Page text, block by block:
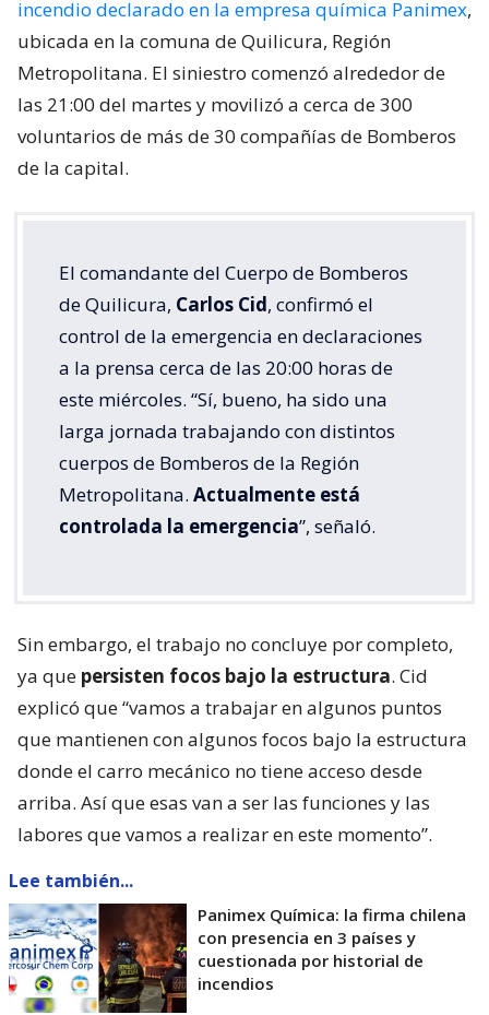
incendio declarado en la empresa química Panimex,
ubicada en la comuna de Quilicura, Región
Metropolitana. El siniestro comenzó alrededor de
las 21:00 del martes y movilizó a cerca de 300
voluntarios de más de 30 compañías de Bomberos
de la capital.
El comandante del Cuerpo de Bomberos
de Quilicura, Carlos Cid, confirmó el
control de la emergencia en declaraciones
a la prensa cerca de las 20:00 horas de
este miércoles. “Sí, bueno, ha sido una
larga jornada trabajando con distintos
cuerpos de Bomberos de la Región
Metropolitana. Actualmente está
controlada la emergencia”, señaló.
Sin embargo, el trabajo no concluye por completo,
ya que persisten focos bajo la estructura. Cid
explicó que “vamos a trabajar en algunos puntos
que mantienen con algunos focos bajo la estructura
donde el carro mecánico no tiene acceso desde
arriba. Así que esas van a ser las funciones y las
labores que vamos a realizar en este momento”.
Lee también...
Panimex Química: la firma chilena
con presencia en 3 países y
cuestionada por historial de
incendios